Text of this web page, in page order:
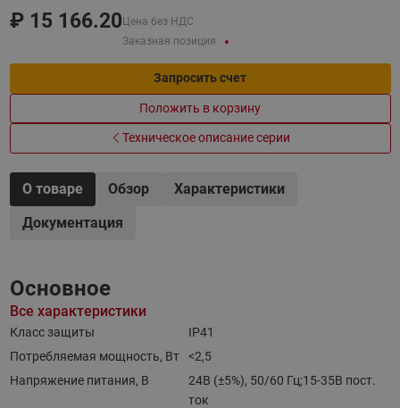
₽ 15 166.20 Цена без НДС
Заказная позиция
Запросить счет
Положить в корзину
Техническое описание серии
О товаре Обзор
Характеристики
Документация
Основное
Все характеристики
Класс защиты
IP41
Потребляемая мощность, Вт
<2,5
Напряжение питания, В
24В (±5%), 50/60 Гц;15-35В пост.
ток